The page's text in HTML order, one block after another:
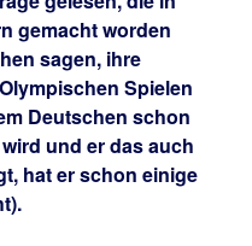
gemacht worden
sagen, ihre
Spielen
Deutschen schon
und er das auch
hat er schon einige